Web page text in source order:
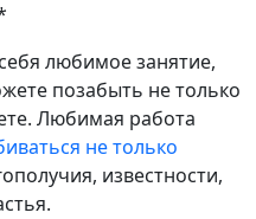
любимое занятие,
позабыть не только
Любимая работа
не только
известности,